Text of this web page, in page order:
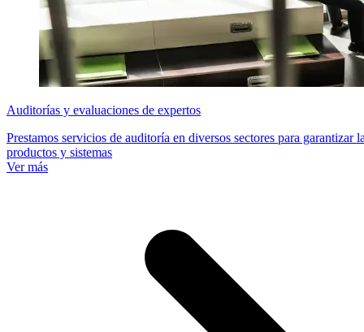
Auditorías y evaluaciones de expertos
Prestamos servicios de auditoría en diversos sectores para garantizar
productos y sistemas
Ver más